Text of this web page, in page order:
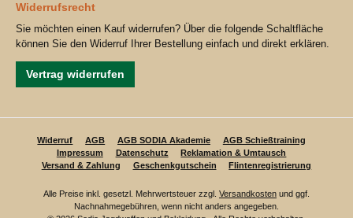
Widerrufsrecht
Sie möchten einen Kauf widerrufen? Über die folgende Schaltfläche
können Sie den Widerruf Ihrer Bestellung einfach und direkt erklären.
Vertrag widerrufen
Widerruf AGB AGB SODIA Akademie
AGB Schießtraining
Impressum
Datenschutz
Reklamation & Umtausch
Versand & Zahlung
Geschenkgutschein Flintenregistrierung
Alle Preise inkl. gesetzl. Mehrwertsteuer zzgl. Versandkosten und ggf.
Nachnahmegebühren, wenn nicht anders angegeben.